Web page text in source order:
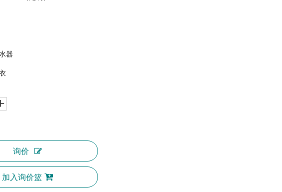
器
询价
加入询价篮